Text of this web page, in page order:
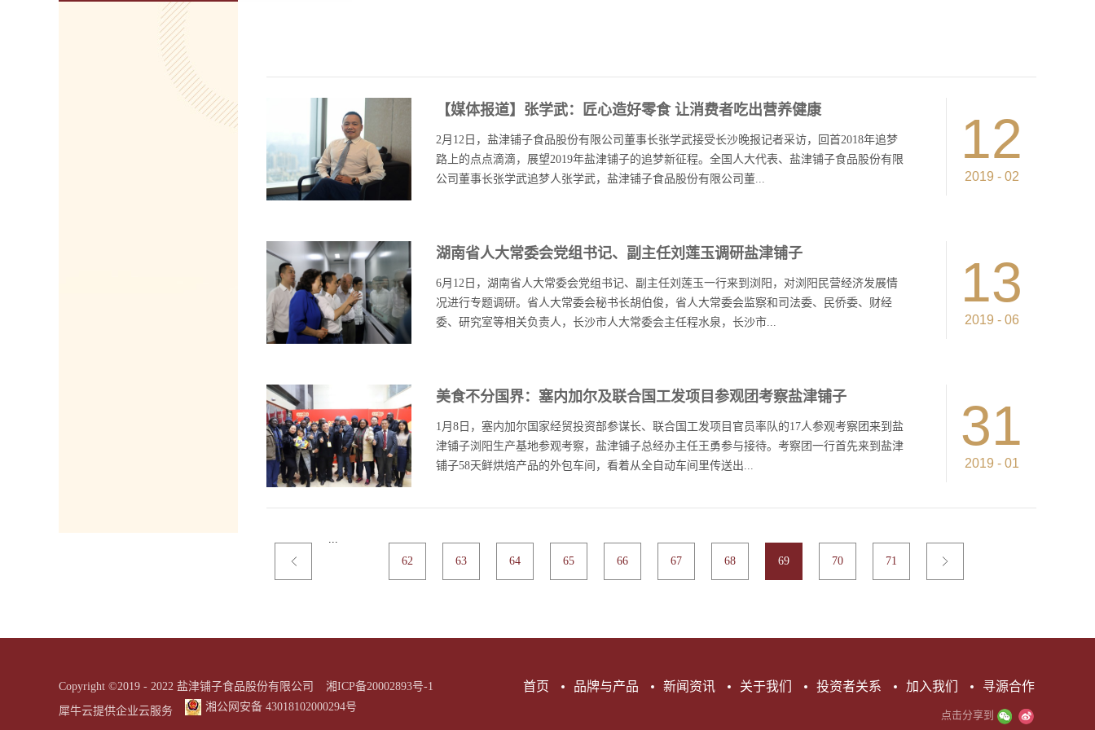
【媒体报道】张学武：匠心造好零食 让消费者吃出营养健康
2月12日，盐津铺子食品股份有限公司董事长张学武接受长沙晚报记者采访，回首2018年追梦
路上的点点滴滴，展望2019年盐津铺子的追梦新征程。全国人大代表、盐津铺子食品股份有限
公司董事长张学武追梦人张学武，盐津铺子食品股份有限公司董...
产品企业品牌建设十大领军人物 新春梦想好零食，盐津造。2019年盐津铺子将立足智能制
造，着眼国内市场开拓、国际市场布局，建设蛋糕面包类烘焙产品智能化生产线，做大做强58
天鲜烘焙面包，并发力果干食品市场，在细分领域做到巨头，满足消费者对吃出营养、吃出健
康的需求。追梦故事“新春佳节，是我们食品人最忙的时候，除了为年货备货，还需要不断补
天生产超过16万包烘焙产品，口味鲜美，颜值爆表，不合标准的自动淘汰。这是盐津铺子浏阳
150个人。在过去，要实现6亿产值，需要1000个工人。”张学武说，智能化生产裂变出来的“超
能量”，为企业节省了八到九成的人力成本...
12
2019 - 02
湖南省人大常委会党组书记、副主任刘莲玉调研盐津铺子
6月12日，湖南省人大常委会党组书记、副主任刘莲玉一行来到浏阳，对浏阳民营经济发展情
况进行专题调研。省人大常委会秘书长胡伯俊，省人大常委会监察和司法委、民侨委、财经
委、研究室等相关负责人，长沙市人大常委会主任程水泉，长沙市...
经济发展情况后，刘莲玉一行人实地走访，来到盐津铺子智能制造烘焙中心。公司董事长张学
武、副总经理杨林广、总经办主任王勇陪同参观。盐津铺子常务副总杨林广为刘莲玉一行介绍
了盐津铺子智能制造烘焙项目的详细情况。盐津铺子烘焙中心一期项目布局了十条全国先进的
智能制造烘焙生产线，核心工艺区全部采用“万级”洁净标准建设（远高于“十万级”洁净车间十
袋面包生产线参观通道。在“憨豆58天鲜”小口袋面包200米的参观通道，透过透明玻璃，产品
从配料、搅拌、成型、醒发、烘烤、冷却、分切、加馅料、二次压模、独立包装的工艺流程尽
13
2019 - 06
美食不分国界：塞内加尔及联合国工发项目参观团考察盐津铺子
1月8日，塞内加尔国家经贸投资部参谋长、联合国工发项目官员率队的17人参观考察团来到盐
津铺子浏阳生产基地参观考察，盐津铺子总经办主任王勇参与接待。考察团一行首先来到盐津
铺子58天鲜烘焙产品的外包车间，看着从全自动车间里传送出...
办主任王勇详细的解答了大家的疑问。王勇告诉参观团，盐津铺子近年发展较好，是同行业上
市企业当中营收增长最快的。之所以取得如此迅速的发展，第一点得益于盐津铺子产品的研发
创新、自主制造，抓住了目前食品市场的产品升级趋势，推出了 “58度鲜”烘焙系列产品、“小
着，考察团来到盐津铺子的蜜饯生产车间，隔着透明的玻璃窗，国外参观团见到了“蜜饯”这个
等产品连连称赞。尝到金梅姜时，从未吃过生姜零食的外宾被鲜嫩的“辣”味“征服”了，中国传
31
2019 - 01
...
62
63 64 65 66 67 68 69 70 71
Copyright ©2019 - 2022 盐津铺子食品股份有限公司
湘ICP备20002893号-1
犀牛云提供企业云服务
湘公网安备 43018102000294号
首页 品牌与产品 新闻资讯 关于我们 投资者关系 加入我们 寻源合作
点击分享到